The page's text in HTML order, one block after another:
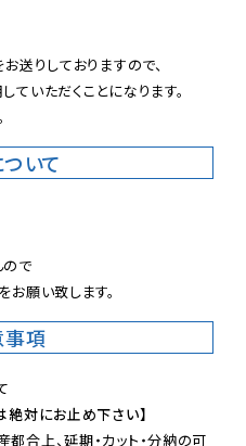
送りしておりますので、
ていただくことになります。
いて
で
お願い致します。
事項
絶対にお止め下さい】
合上、延期・カット・分納の可